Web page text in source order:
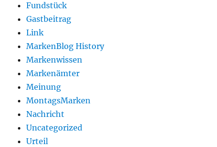
Fundstück
Gastbeitrag
Link
MarkenBlog History
Markenwissen
Markenämter
Meinung
MontagsMarken
Nachricht
Uncategorized
Urteil